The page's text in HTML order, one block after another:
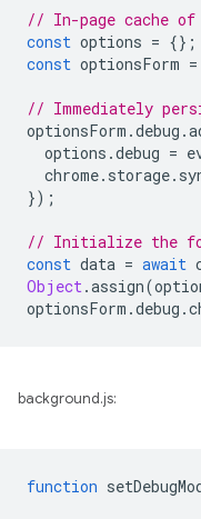
// In-page cache
const options = {};
const optionsForm =
// Immediately
optionsForm .debug .
options .debug =
chrome. storage.
});
// Initialize the
const data = await
Object.assign(
optionsForm .debug .
background.js:
function